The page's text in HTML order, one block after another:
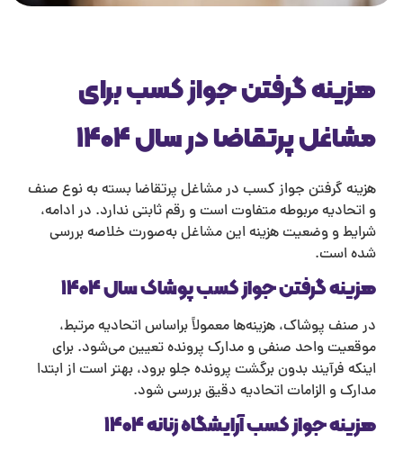
گرفتن جواز کسب برای
پرتقاضا در سال ۱۴۰۴
گرفتن جواز کسب در مشاغل پرتقاضا بسته به نوع صنف
اتحادیه مربوطه متفاوت است و رقم ثابتی ندارد. در ادامه،
و وضعیت هزینه این مشاغل به‌صورت خلاصه بررسی
است.
گرفتن جواز کسب پوشاک سال ۱۴۰۴
صنف پوشاک، هزینه‌ها معمولاً براساس اتحادیه مرتبط،
واحد صنفی و مدارک پرونده تعیین می‌شود. برای
فرآیند بدون برگشت پرونده جلو برود، بهتر است از ابتدا
و الزامات اتحادیه دقیق بررسی شود.
جواز کسب آرایشگاه زنانه ۱۴۰۴